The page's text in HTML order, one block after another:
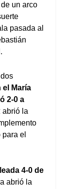
un arco
pasada al
el María
2-0 a
abrió la
el
4-0 de
abrió la